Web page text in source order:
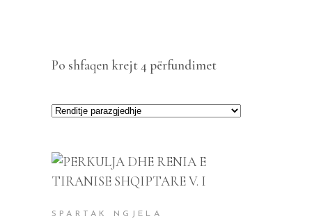
Po shfaqen krejt 4 përfundimet
SHTOJE NË SHPORTË
SPARTAK NGJELA